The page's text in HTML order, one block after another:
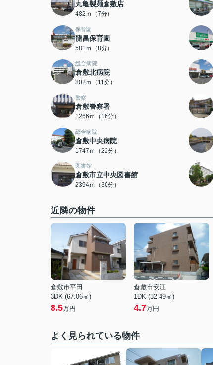
丸亀製麺倉敷店
482ｍ（7分）
保育園
龍昌保育園
581ｍ（8分）
総合病院
倉敷北病院
802ｍ（11分）
警察
倉敷警察署
1266ｍ（16分）
総合病院
倉敷中央病院
1747ｍ（22分）
図書館
倉敷市立中央図書館
2394ｍ（30分）
近隣の物件
倉敷市平田
3DK (67.06㎡)
8.5万円
倉敷市安江
1DK (32.49㎡)
4.7万円
よく見られている物件